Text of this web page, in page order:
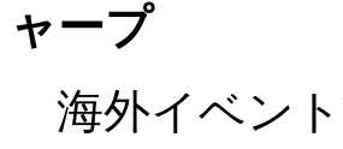
ャープ
海外イベント